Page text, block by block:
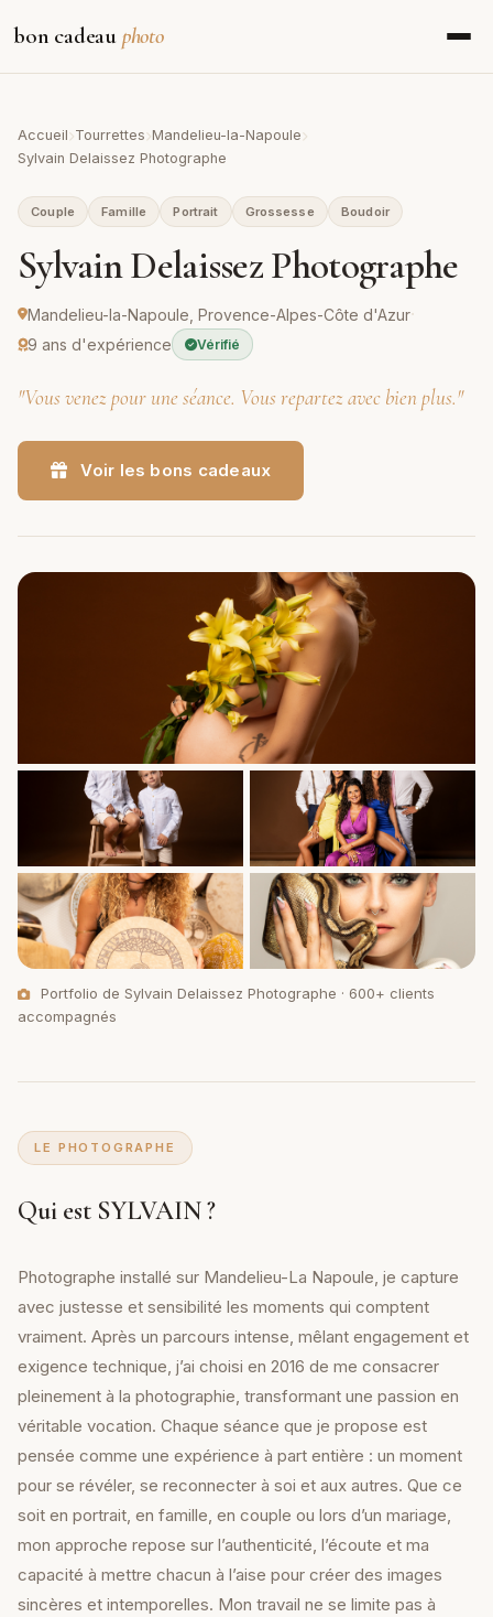
bon cadeau photo
Accueil Tourrettes Mandelieu-la-Napoule
Sylvain Delaissez Photographe
Couple Famille Portrait Grossesse Boudoir
Sylvain Delaissez Photographe
Mandelieu-la-Napoule, Provence-Alpes-Côte d'Azur·
9 ans d'expérience Vérifié
"Vous venez pour une séance. Vous repartez avec bien plus."
Voir les bons cadeaux
Portfolio de Sylvain Delaissez Photographe · 600+ clients
accompagnés
LE PHOTOGRAPHE
Qui est SYLVAIN ?
Photographe installé sur Mandelieu-La Napoule, je capture
avec justesse et sensibilité les moments qui comptent
vraiment. Après un parcours intense, mêlant engagement et
exigence technique, j’ai choisi en 2016 de me consacrer
pleinement à la photographie, transformant une passion en
véritable vocation. Chaque séance que je propose est
pensée comme une expérience à part entière : un moment
pour se révéler, se reconnecter à soi et aux autres. Que ce
soit en portrait, en famille, en couple ou lors d’un mariage,
mon approche repose sur l’authenticité, l’écoute et ma
capacité à mettre chacun à l’aise pour créer des images
sincères et intemporelles. Mon travail ne se limite pas à